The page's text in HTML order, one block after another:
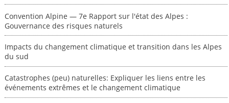
Convention Alpine — 7e Rapport sur l'état des Alpes :
Gouvernance des risques naturels
Impacts du changement climatique et transition dans les Alpes
du sud
Catastrophes (peu) naturelles: Expliquer les liens entre les
événements extrêmes et le changement climatique